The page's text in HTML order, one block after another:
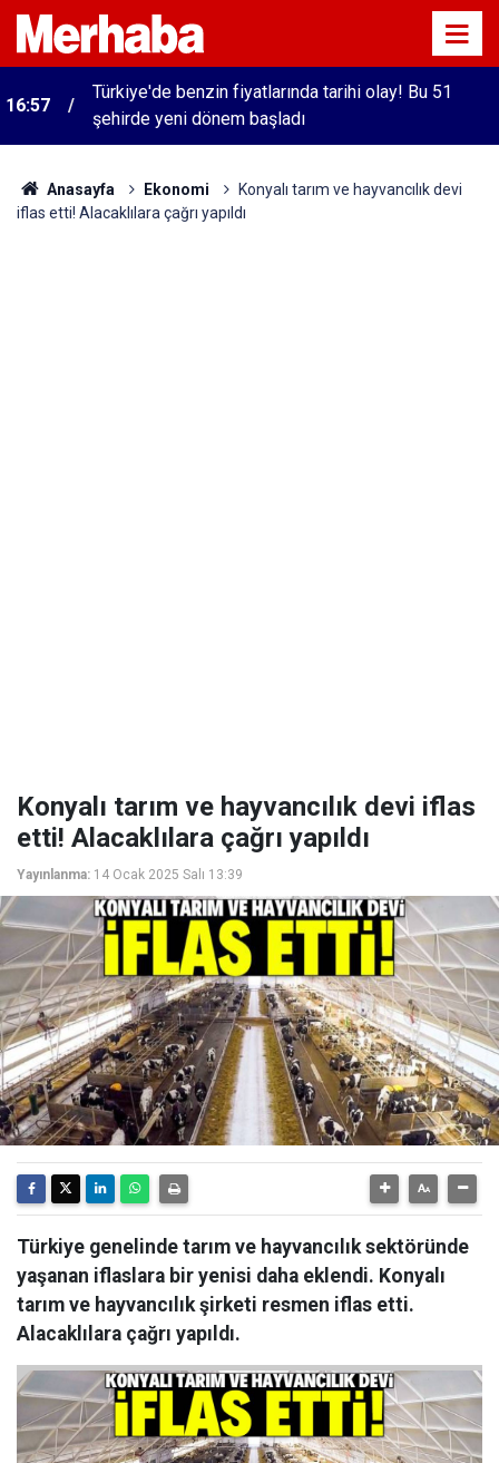
16:57
Türkiye'de benzin fiyatlarında tarihi olay! Bu 51
şehirde yeni dönem başladı
Anasayfa Ekonomi
Konyalı tarım ve hayvancılık devi
iflas etti! Alacaklılara çağrı yapıldı
Konyalı tarım ve hayvancılık devi iflas
etti! Alacaklılara çağrı yapıldı
Yayınlanma: 14 Ocak 2025 Salı 13:39
Türkiye genelinde tarım ve hayvancılık sektöründe
yaşanan iflaslara bir yenisi daha eklendi. Konyalı
tarım ve hayvancılık şirketi resmen iflas etti.
Alacaklılara çağrı yapıldı.